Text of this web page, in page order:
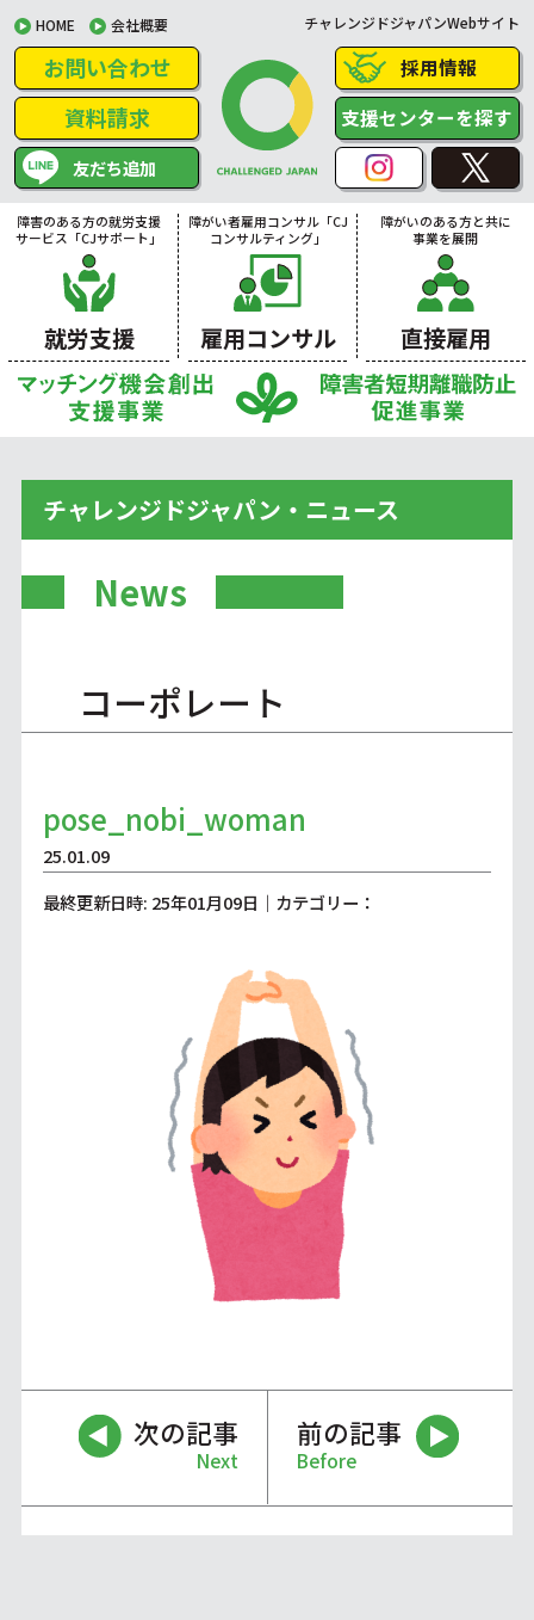
HOME 会社概要 チャレンジドジャパンWebサイト
お問い合わせ
資料請求
友だち追加
採用情報
支援センターを探す
障害のある方の就労支援
サービス「CJサポート」
就労支援
障がい者雇用コンサル「CJ
コンサルティング」
雇用コンサル
障がいのある方と共に
事業を展開
直接雇用
チャレンジドジャパン・ニュース
News
コーポレート
pose_nobi_woman
25.01.09
最終更新日時: 25年01月09日｜カテゴリー：
次の記事
Next
前の記事
Before